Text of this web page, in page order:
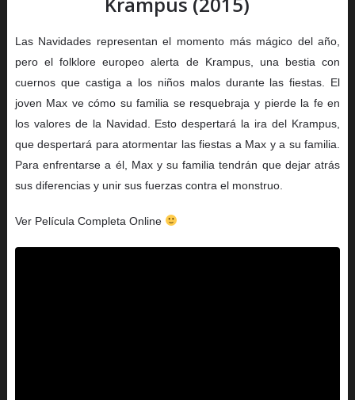
Las Navidades representan el momento más mágico del año,
pero el folklore europeo alerta de Krampus, una bestia con
cuernos que castiga a los niños malos durante las fiestas. El
joven Max ve cómo su familia se resquebraja y pierde la fe en
los valores de la Navidad. Esto despertará la ira del Krampus,
que despertará para atormentar las fiestas a Max y a su familia.
Para enfrentarse a él, Max y su familia tendrán que dejar atrás
sus diferencias y unir sus fuerzas contra el monstruo.
Ver Película Completa Online